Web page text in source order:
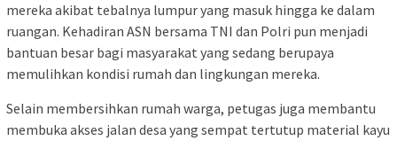
mereka akibat tebalnya lumpur yang masuk hingga ke dalam
ruangan. Kehadiran ASN bersama TNI dan Polri pun menjadi
bantuan besar bagi masyarakat yang sedang berupaya
memulihkan kondisi rumah dan lingkungan mereka.
Selain membersihkan rumah warga, petugas juga membantu
membuka akses jalan desa yang sempat tertutup material kayu